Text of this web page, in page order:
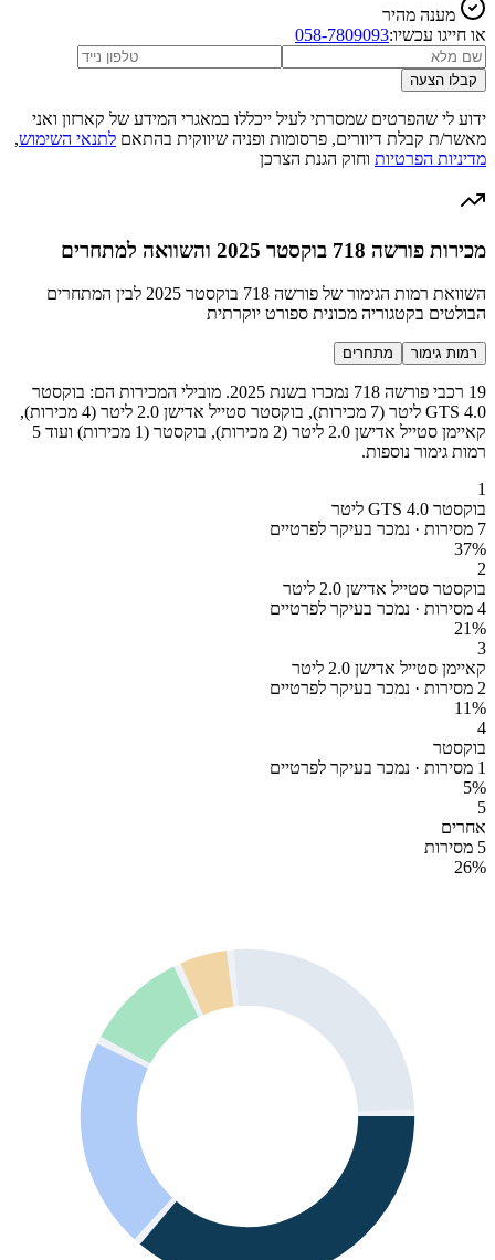
מענה מהיר
או חייגו עכשיו:058-7809093
קבלו הצעה
ידוע לי שהפרטים שמסרתי לעיל ייכללו במאגרי המידע של קארזון ואני
מאשר/ת קבלת דיוורים, פרסומות ופניה שיווקית בהתאם לתנאי השימוש,
מדיניות הפרטיות וחוק הגנת הצרכן
מכירות פורשה 718 בוקסטר 2025 והשוואה למתחרים
השוואת רמות הגימור של פורשה 718 בוקסטר 2025 לבין המתחרים
הבולטים בקטגוריה מכונית ספורט יוקרתית
רמות גימור מתחרים
19 רכבי פורשה 718 נמכרו בשנת 2025. מובילי המכירות הם: בוקסטר
GTS 4.0 ליטר (7 מכירות), בוקסטר סטייל אדישן 2.0 ליטר (4 מכירות),
קאיימן סטייל אדישן 2.0 ליטר (2 מכירות), בוקסטר (1 מכירות) ועוד 5
רמות גימור נוספות.
1
בוקסטר GTS 4.0 ליטר
7 מסירות · נמכר בעיקר לפרטיים
37%
2
בוקסטר סטייל אדישן 2.0 ליטר
4 מסירות · נמכר בעיקר לפרטיים
21%
3
קאיימן סטייל אדישן 2.0 ליטר
2 מסירות · נמכר בעיקר לפרטיים
11%
4
בוקסטר
1 מסירות · נמכר בעיקר לפרטיים
5%
5
אחרים
5 מסירות
26%